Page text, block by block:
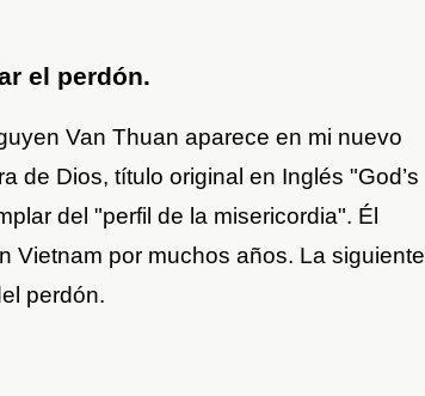
el perdón.
Van Thuan aparece en mi nuevo
de Dios, título original en Inglés "God’s
del "perfil de la misericordia". Él
Vietnam por muchos años. La siguiente
perdón.